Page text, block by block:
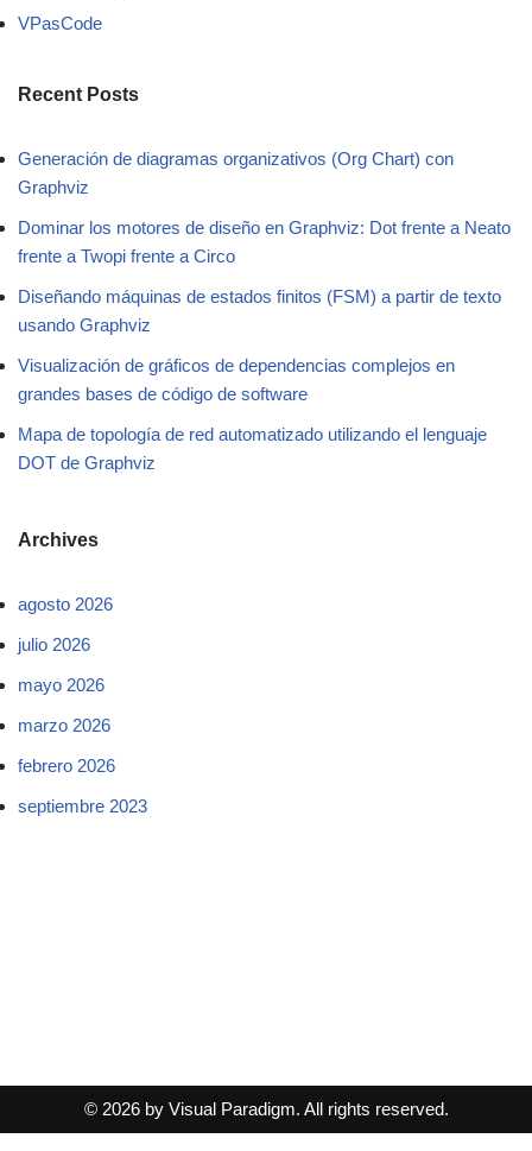
VPasCode
Recent Posts
Generación de diagramas organizativos (Org Chart) con
Graphviz
Dominar los motores de diseño en Graphviz: Dot frente a Neato
frente a Twopi frente a Circo
Diseñando máquinas de estados finitos (FSM) a partir de texto
usando Graphviz
Visualización de gráficos de dependencias complejos en
grandes bases de código de software
Mapa de topología de red automatizado utilizando el lenguaje
DOT de Graphviz
Archives
agosto 2026
julio 2026
mayo 2026
marzo 2026
febrero 2026
septiembre 2023
© 2026 by Visual Paradigm. All rights reserved.